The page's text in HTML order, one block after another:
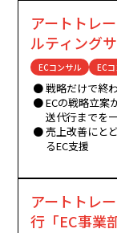
アートトレ
ルティング
ECコンサル EC
戦略だけで終
ECの戦略立案
送代行までを
売上改善にと
るEC支援
アートトレ
行「EC事業